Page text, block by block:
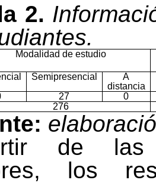
2.
Modalidad de estudio
Semipresencial
A
distancia
27
0
276
de las
los